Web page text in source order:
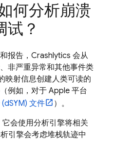
何分析崩溃
试？
报告， Crashlytics 会从
非严重异常和其他事件类
映射信息创建人类可读的
例如，对于 Apple 平台
文件
）。
会使用分析引擎将相关
引擎会考虑堆栈轨迹中